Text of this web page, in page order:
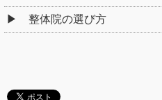
整体院の選び方